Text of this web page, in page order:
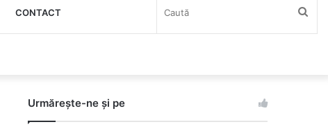
CONTACT
Urmărește-ne și pe